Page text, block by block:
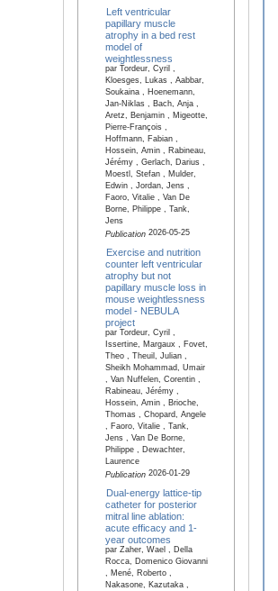
Left ventricular
papillary muscle
atrophy in a bed rest
model of
weightlessness
par Tordeur, Cyril ,
Kloesges, Lukas , Aabbar,
Soukaina , Hoenemann,
Jan-Niklas , Bach, Anja ,
Aretz, Benjamin , Migeotte,
Pierre-François ,
Hoffmann, Fabian ,
Hossein, Amin , Rabineau,
Jérémy , Gerlach, Darius ,
Moestl, Stefan , Mulder,
Edwin , Jordan, Jens ,
Faoro, Vitalie , Van De
Borne, Philippe , Tank,
Jens
Publication2026-05-25
Exercise and nutrition
counter left ventricular
atrophy but not
papillary muscle loss in
mouse weightlessness
model - NEBULA
project
par Tordeur, Cyril ,
Issertine, Margaux , Fovet,
Theo , Theuil, Julian ,
Sheikh Mohammad, Umair
, Van Nuffelen, Corentin ,
Rabineau, Jérémy ,
Hossein, Amin , Brioche,
Thomas , Chopard, Angele
, Faoro, Vitalie , Tank,
Jens , Van De Borne,
Philippe , Dewachter,
Laurence
Publication2026-01-29
Dual-energy lattice-tip
catheter for posterior
mitral line ablation:
acute efficacy and 1-
year outcomes
par Zaher, Wael , Della
Rocca, Domenico Giovanni
, Mené, Roberto ,
Nakasone, Kazutaka ,